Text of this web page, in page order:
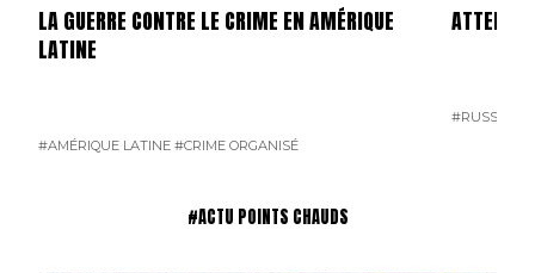
LA GUERRE CONTRE LE CRIME EN AMÉRIQUE
LATINE
#AMÉRIQUE LATINE #CRIME ORGANISÉ
#RUSSIE
#ACTU POINTS CHAUDS